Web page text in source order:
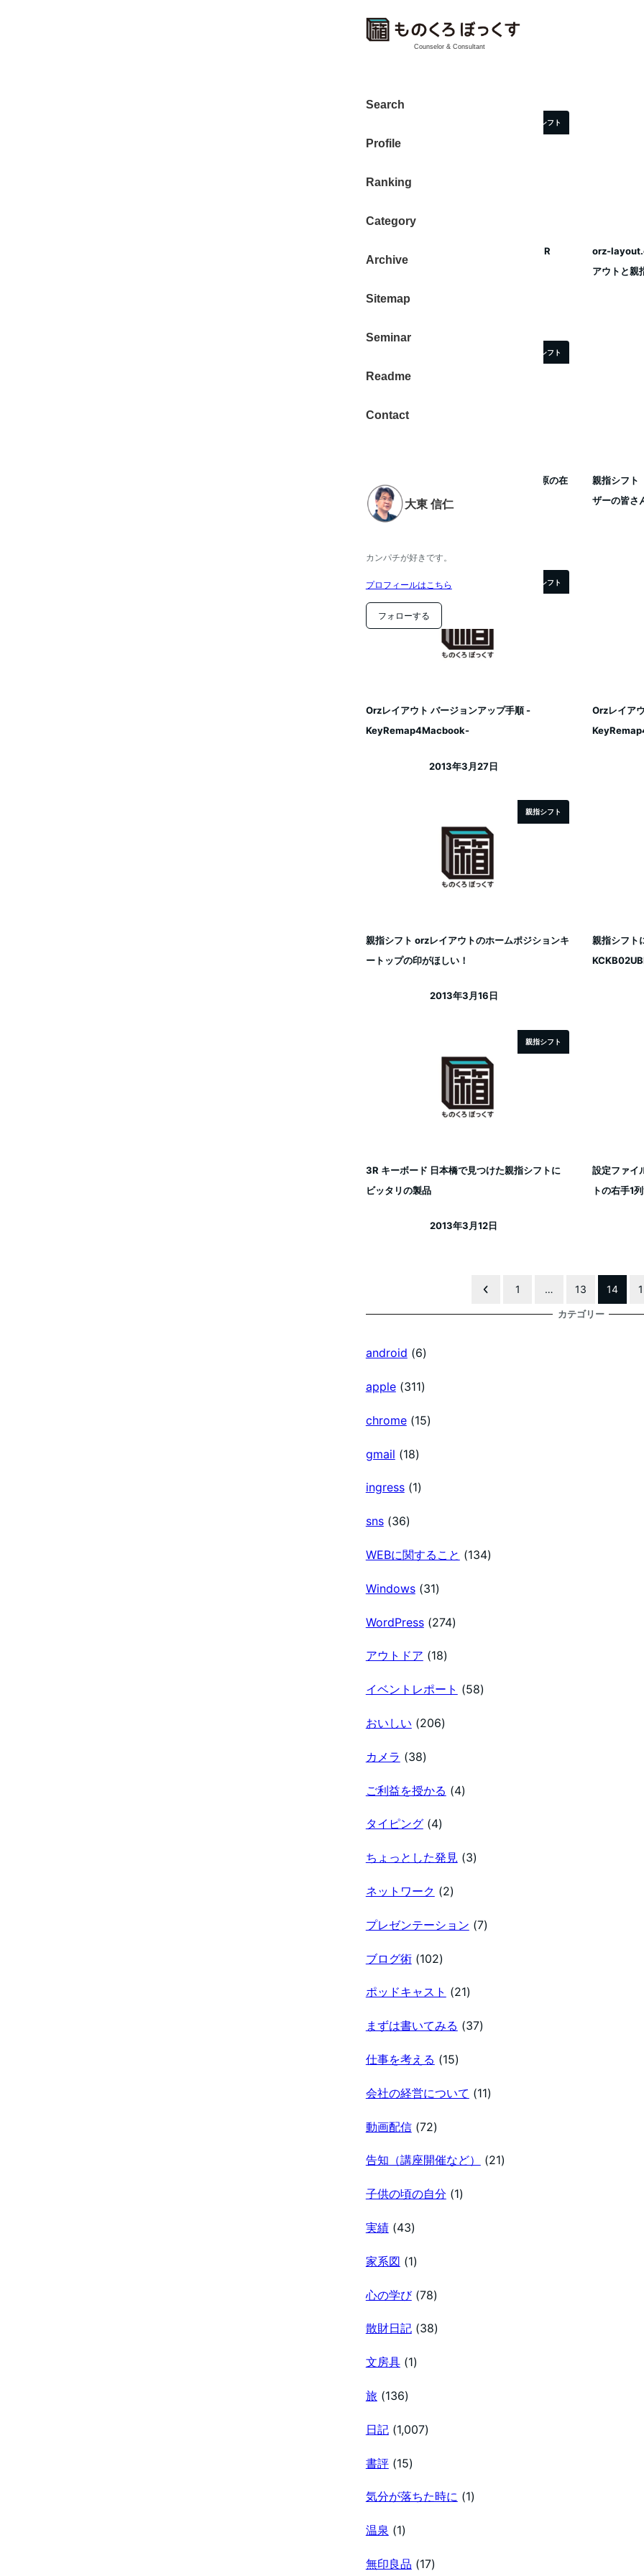
Counselor & Consultant
Search
Profile
Ranking
Category
Archive
Sitemap
Seminar
Readme
Contact
大東 信仁
カンパチが好きです。
プロフィールはこちら
フォローする
親指シフト
WindowsでOrzレイアウト！ for やまぶきR
orz-
アウトと親
親指シフト
3R キーボードは親指シフトに最適！秋葉原の在
庫希少。狙っている方はお早めに！ …
親指シフト
ザーの皆さ
親指シフト
Orzレイアウト バージョンアップ手順 -
KeyRemap4Macbook-
2013年3月27日
Orzレイア
親指シフト
親指シフト orzレイアウトのホームポジションキ
ートップの印がほしい！
2013年3月16日
親指シフト
親指シフト
3R キーボード 日本橋で見つけた親指シフトに
ビッタリの製品
2013年3月12日
設定ファイ
トの右手1
の
ペ
ジ
送
り
1 … 13 14
カテゴリー
android (6)
apple(311)
chrome(15)
gmail (18)
ingress(1)
sns(36)
WEBに関すること (134)
Windows(31)
WordPress(274)
アウトドア (18)
イベントレポート (58)
おいしい (206)
カメラ (38)
ご利益を授かる (4)
タイピング(4)
ちょっとした発見 (3)
ネットワーク (2)
プレゼンテーション (7)
ブログ術(102)
ポッドキャスト (21)
まずは書いてみる (37)
仕事を考える (15)
会社の経営について (11)
動画配信(72)
告知（講座開催など） (21)
子供の頃の自分 (1)
実績(43)
家系図 (1)
心の学び(78)
散財日記(38)
文房具(1)
旅 (136)
日記(1,007)
書評(15)
気分が落ちた時に (1)
温泉 (1)
無印良品 (17)